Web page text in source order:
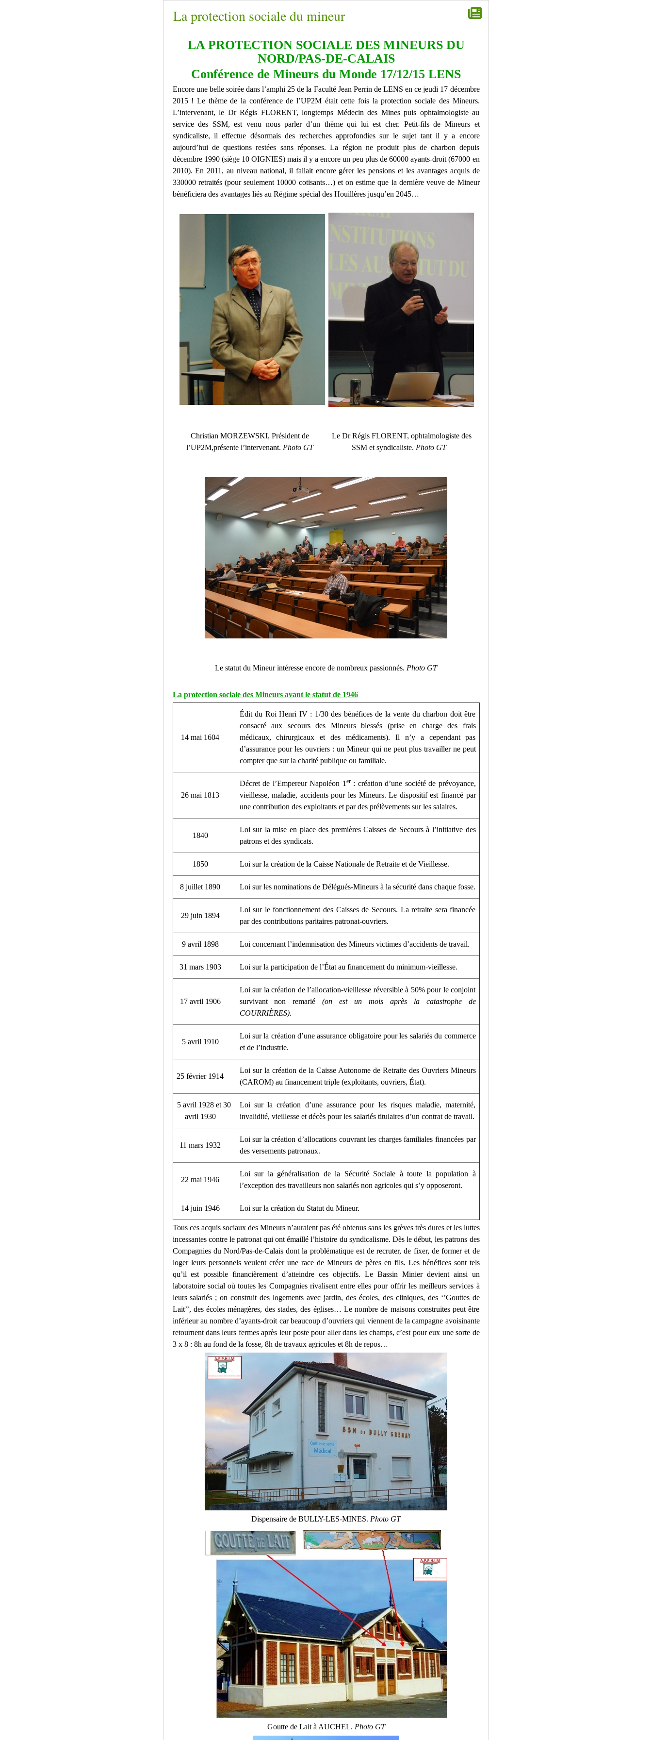
La protection sociale du mineur
LA PROTECTION SOCIALE DES MINEURS DU
NORD/PAS-DE-CALAIS
Conférence de Mineurs du Monde 17/12/15 LENS
Encore une belle soirée dans l’amphi 25 de la Faculté Jean Perrin de LENS en ce jeudi 17 décembre
2015 ! Le thème de la conférence de l’UP2M était cette fois la protection sociale des Mineurs.
L’intervenant, le Dr Régis FLORENT, longtemps Médecin des Mines puis ophtalmologiste au
service des SSM, est venu nous parler d’un thème qui lui est cher. Petit-fils de Mineurs et
syndicaliste, il effectue désormais des recherches approfondies sur le sujet tant il y a encore
aujourd’hui de questions restées sans réponses. La région ne produit plus de charbon depuis
décembre 1990 (siège 10 OIGNIES) mais il y a encore un peu plus de 60000 ayants-droit (67000 en
2010). En 2011, au niveau national, il fallait encore gérer les pensions et les avantages acquis de
330000 retraités (pour seulement 10000 cotisants…) et on estime que la dernière veuve de Mineur
bénéficiera des avantages liés au Régime spécial des Houillères jusqu’en 2045…
Christian MORZEWSKI, Président de
l’UP2M,présente l’intervenant. Photo GT
Le Dr Régis FLORENT, ophtalmologiste des
SSM et syndicaliste. Photo GT
Le statut du Mineur intéresse encore de nombreux passionnés. Photo GT
La protection sociale des Mineurs avant le statut de 1946
14 mai 1604
Édit du Roi Henri IV : 1/30 des bénéfices de la vente du charbon doit être
consacré aux secours des Mineurs blessés (prise en charge des frais
médicaux, chirurgicaux et des médicaments). Il n’y a cependant pas
d’assurance pour les ouvriers : un Mineur qui ne peut plus travailler ne peut
compter que sur la charité publique ou familiale.
26 mai 1813
Décret de l’Empereur Napoléon 1 er: création d’une société de prévoyance,
vieillesse, maladie, accidents pour les Mineurs. Le dispositif est financé par
une contribution des exploitants et par des prélèvements sur les salaires.
1840
Loi sur la mise en place des premières Caisses de Secours à l’initiative des
patrons et des syndicats.
1850 Loi sur la création de la Caisse Nationale de Retraite et de Vieillesse.
8 juillet 1890 Loi sur les nominations de Délégués-Mineurs à la sécurité dans chaque fosse.
29 juin 1894
Loi sur le fonctionnement des Caisses de Secours. La retraite sera financée
par des contributions paritaires patronat-ouvriers.
9 avril 1898 Loi concernant l’indemnisation des Mineurs victimes d’accidents de travail.
31 mars 1903 Loi sur la participation de l’État au financement du minimum-vieillesse.
17 avril 1906
Loi sur la création de l’allocation-vieillesse réversible à 50% pour le conjoint
survivant non remarié(on est un mois après la catastrophe de
COURRIÈRES).
5 avril 1910
Loi sur la création d’une assurance obligatoire pour les salariés du commerce
et de l’industrie.
25 février 1914
Loi sur la création de la Caisse Autonome de Retraite des Ouvriers Mineurs
(CAROM) au financement triple (exploitants, ouvriers, État).
5 avril 1928 et 30
avril 1930
Loi sur la création d’une assurance pour les risques maladie, maternité,
invalidité, vieillesse et décès pour les salariés titulaires d’un contrat de travail.
11 mars 1932
Loi sur la création d’allocations couvrant les charges familiales financées par
des versements patronaux.
22 mai 1946
Loi sur la généralisation de la Sécurité Sociale à toute la population à
l’exception des travailleurs non salariés non agricoles qui s’y opposeront.
14 juin 1946 Loi sur la création du Statut du Mineur.
Tous ces acquis sociaux des Mineurs n’auraient pas été obtenus sans les grèves très dures et les luttes
incessantes contre le patronat qui ont émaillé l’histoire du syndicalisme. Dès le début, les patrons des
Compagnies du Nord/Pas-de-Calais dont la problématique est de recruter, de fixer, de former et de
loger leurs personnels veulent créer une race de Mineurs de pères en fils. Les bénéfices sont tels
qu’il est possible financièrement d’atteindre ces objectifs. Le Bassin Minier devient ainsi un
laboratoire social où toutes les Compagnies rivalisent entre elles pour offrir les meilleurs services à
leurs salariés ; on construit des logements avec jardin, des écoles, des cliniques, des ‘’Gouttes de
Lait’’, des écoles ménagères, des stades, des églises… Le nombre de maisons construites peut être
inférieur au nombre d’ayants-droit car beaucoup d’ouvriers qui viennent de la campagne avoisinante
retournent dans leurs fermes après leur poste pour aller dans les champs, c’est pour eux une sorte de
3 x 8 : 8h au fond de la fosse, 8h de travaux agricoles et 8h de repos…
Dispensaire de BULLY-LES-MINES. Photo GT
Goutte de Lait à AUCHEL. Photo GT